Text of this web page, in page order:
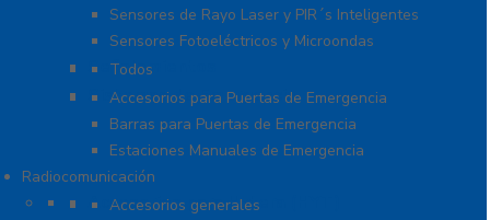
Sensores de Rayo Laser y PIR´s Inteligentes
Sensores Fotoeléctricos y Microondas
Señalamientos
Todos
Sistemas de Emergencia
Accesorios para Puertas de Emergencia
Barras para Puertas de Emergencia
Estaciones Manuales de Emergencia
Radiocomunicación
Accesorios para Hytera (HYT)
Accesorios generales